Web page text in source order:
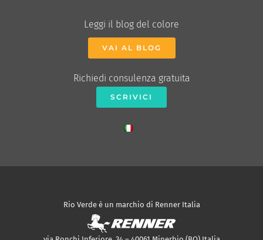
Leggi il blog del colore
VAI AL BLOG
Richiedi consulenza gratuita
SCRIVICI
Rio Verde è un marchio di Renner Italia